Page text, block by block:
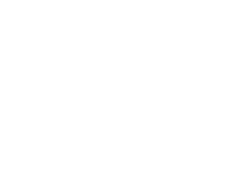
colona?
vamos a organizar junto al
europeos. Hemos estado en la reciente
que fue todo un acierto.
Municipal de Música y la Asociación
como asociaciones de mujeres,